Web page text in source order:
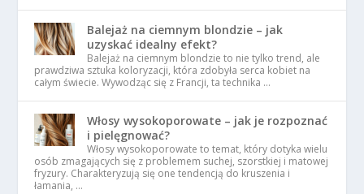
Balejaż na ciemnym blondzie – jak
uzyskać idealny efekt?
Balejaż na ciemnym blondzie to nie tylko trend, ale
prawdziwa sztuka koloryzacji, która zdobyła serca kobiet na
całym świecie. Wywodząc się z Francji, ta technika …
Włosy wysokoporowate – jak je rozpoznać
i pielęgnować?
Włosy wysokoporowate to temat, który dotyka wielu
osób zmagających się z problemem suchej, szorstkiej i matowej
fryzury. Charakteryzują się one tendencją do kruszenia i
łamania, …